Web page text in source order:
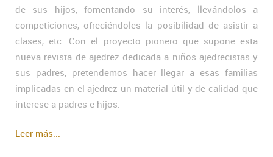
de sus hijos, fomentando su interés, llevándolos a
competiciones, ofreciéndoles la posibilidad de asistir a
clases, etc. Con el proyecto pionero que supone esta
nueva revista de ajedrez dedicada a niños ajedrecistas y
sus padres, pretendemos hacer llegar a esas familias
implicadas en el ajedrez un material útil y de calidad que
interese a padres e hijos.
Leer más...